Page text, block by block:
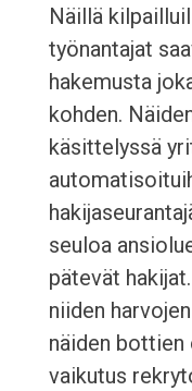
Näillä
työnantajat
hakemusta
kohden.
käsittelyssä
seuloa
pätevät
niiden
näiden bottien
vaikutus